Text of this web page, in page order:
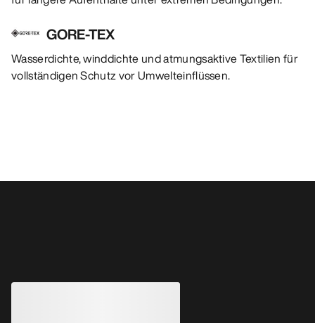
GORE-TEX
Wasserdichte, winddichte und atmungsaktive Textilien für
vollständigen Schutz vor Umwelteinflüssen.